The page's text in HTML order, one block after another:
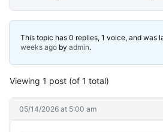
This topic has 0 replies, 1 voice, and was
weeks ago by admin.
Viewing 1 post (of 1 total)
05/14/2026 at 5:00 am